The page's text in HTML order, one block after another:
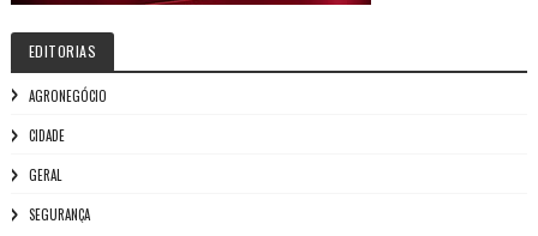
EDITORIAS
AGRONEGÓCIO
CIDADE
GERAL
SEGURANÇA